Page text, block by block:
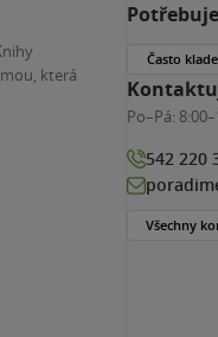
která
Často
Po–Pá:
542 220
Všechny